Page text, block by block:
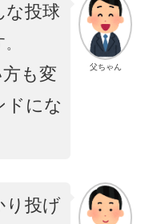
父ちゃん
な投球
。
も変
ドにな
り投げ